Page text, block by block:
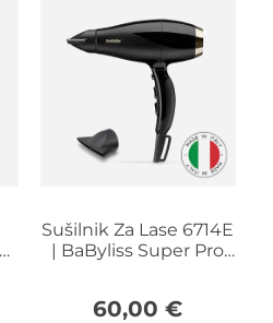
Sušilnik Za Lase 6714E
| BaByliss Super Pro
60,00€